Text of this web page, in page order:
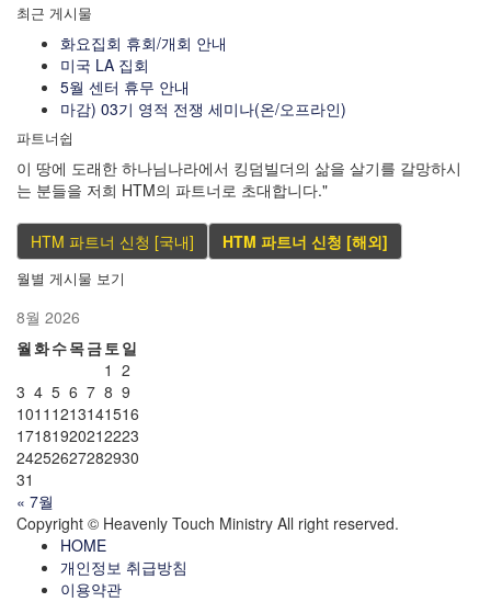
최근 게시물
화요집회 휴회/개회 안내
미국 LA 집회
5월 센터 휴무 안내
마감) 03기 영적 전쟁 세미나(온/오프라인)
파트너쉽
이 땅에 도래한 하나님나라에서 킹덤빌더의 삶을 살기를 갈망하시
는 분들을 저희 HTM의 파트너로 초대합니다."
HTM 파트너 신청 [국내] HTM 파트너 신청 [해외]
월별 게시물 보기
8월 2026
월화수목금 토 일
« 7월
1 2
3 4 5 6 7 8 9
1011 1213141516
17181920212223
24252627282930
31
Copyright © Heavenly Touch Ministry All right reserved.
HOME
개인정보 취급방침
이용약관